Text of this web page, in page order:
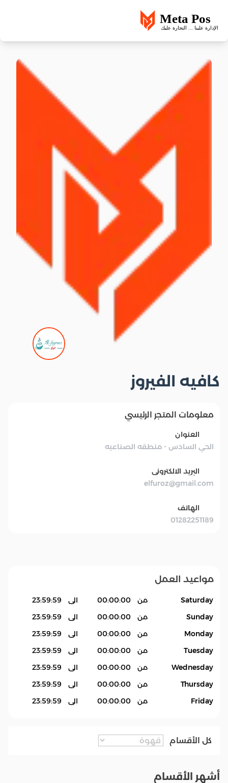
كافيه الفيروز
معلومات المتجر الرئيسي
العنوان
الحي السادس - منطقه الصناعيه
البريد الالكترونى
elfuroz@gmail.com
الهاتف
01282251189
مواعيد العمل
Saturday من 00:00:00 الى
23:59:59
Sunday
من 00:00:00 الى
23:59:59
Monday
من 00:00:00 الى
23:59:59
Tuesday
من 00:00:00 الى
23:59:59
Wednesday
من 00:00:00 الى
23:59:59
Thursday
من 00:00:00 الى
23:59:59
Friday
من 00:00:00 الى 23:59:59
كل الأقسام
أشهر الأقسام